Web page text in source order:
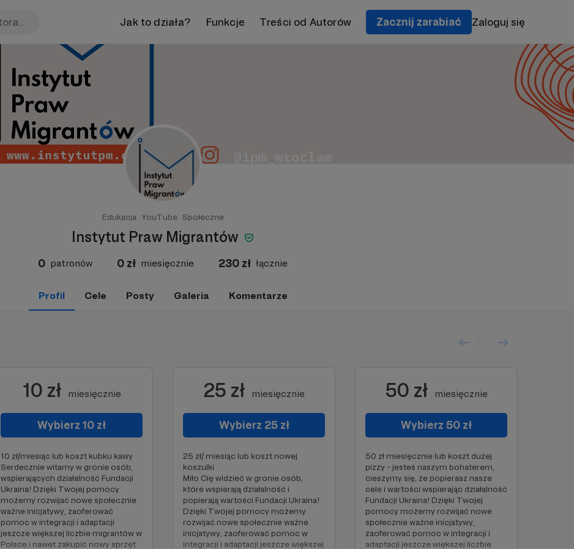
Jak to działa? Funkcje Treści od Autorów Zacznij zarabiać Zaloguj się
Edukacja YouTube Społeczne
Instytut Praw Migrantów
0 patronów 0 zł miesięcznie 230 zł łącznie
Profil Cele Posty Galeria Komentarze
10 zł miesięcznie
Wybierz 10 zł
10 zł/miesiąc lub koszt kubku kawy
Serdecznie witamy w gronie osób,
wspierających działalność Fundacji
Ukraina! Dzięki Twojej pomocy
możemy rozwijać nowe społecznie
ważne inicjatywy, zaoferować
pomoc w integracji i adaptacji
jeszcze większej liczbie migrantów w
Polsce i nawet zakupić nowy sprzęt
25 zł miesięcznie
Wybierz 25 zł
25 zł/ miesiąc lub koszt nowej
koszulki
Miło Cię widzieć w gronie osób,
które wspierają działalność i
popierają wartości Fundacji Ukraina!
Dzięki Twojej pomocy możemy
rozwijać nowe społecznie ważne
inicjatywy, zaoferować pomoc w
integracji i adaptacji jeszcze większej
50 zł miesięcznie
Wybierz 50 zł
50 zł miesięcznie lub koszt dużej
pizzy - jesteś naszym bohaterem,
cieszymy się, że popierasz nasze
cele i wartości wspierając działalność
Fundacji Ukraina! Dzięki Twojej
pomocy możemy rozwijać nowe
społecznie ważne inicjatywy,
zaoferować pomoc w integracji i
adaptacji jeszcze większej liczbie